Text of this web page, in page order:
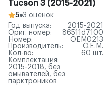
Tucson 3 (2015-2021)
5 3 оценок
Год выпуска:
2015-2021
Ориг. номер:
86511d7100
Номер:
OEM0213
Производитель:
O.E.M.
Кол-во:
60 шт.
Комплектация:
2015-2018, без
омывателей, без
парктроников